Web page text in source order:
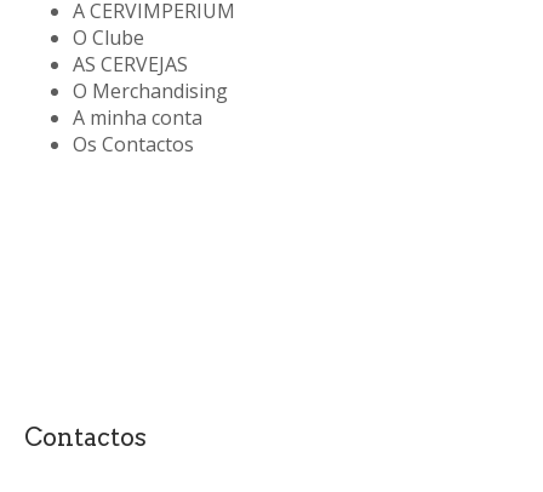
A CERVIMPERIUM
O Clube
AS CERVEJAS
O Merchandising
A minha conta
Os Contactos
Contactos